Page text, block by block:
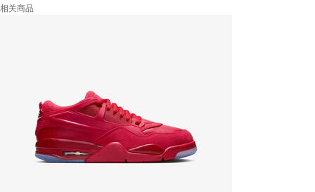
相关商品